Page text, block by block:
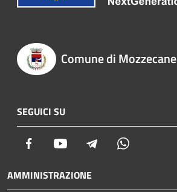
Comune di Mozzecane
SEGUICI SU
Facebook Youtube Telegram
AMMINISTRAZIONE